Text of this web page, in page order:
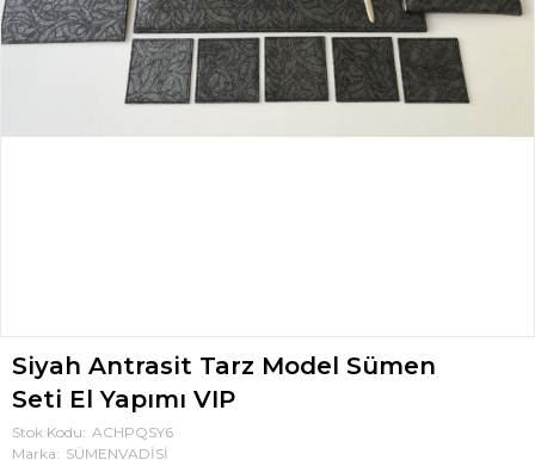
Siyah Antrasit Tarz Model Sümen
Seti El Yapımı VIP
Stok Kodu ACHPQSY6
Marka
SÜMENVADİSİ